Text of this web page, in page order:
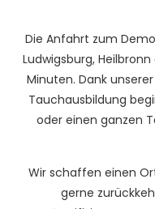
Die Anfahrt zum
Ludwigsburg,
Minuten. Dank
Tauchausbildung
oder einen ganzen
Wir schaffen einen
gerne